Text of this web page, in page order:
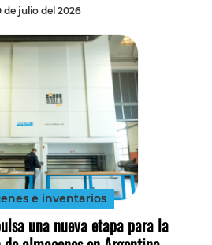
de julio del 2026
e inventarios
una nueva etapa para la